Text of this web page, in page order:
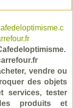
vendre ou
des objets
services, tester
produits et